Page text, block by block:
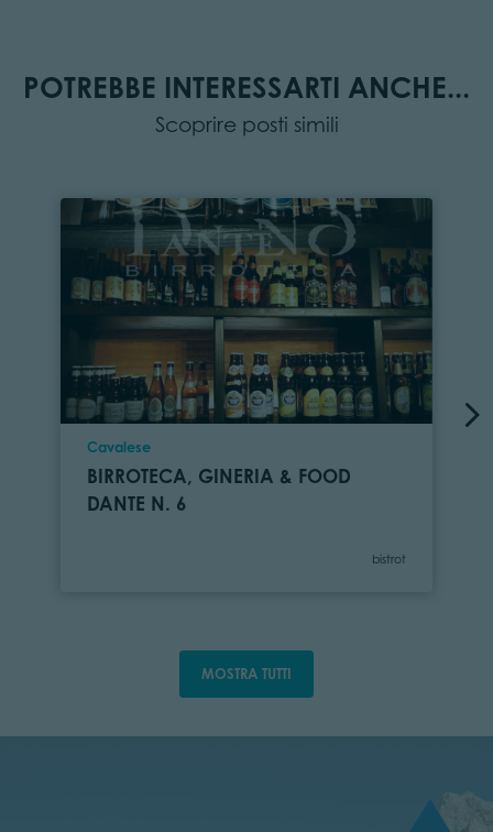
POTREBBE INTERESSARTI ANCHE...
Scoprire posti simili
Località
Cavalese
BIRROTECA, GINERIA & FOOD
DANTE N. 6
Categoria
bistrot
MOSTRA TUTTI